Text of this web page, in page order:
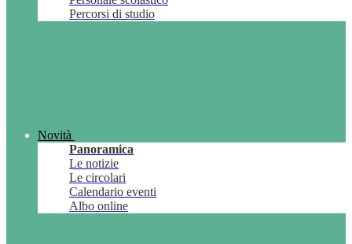
Percorsi di studio
Novità
Panoramica
Le notizie
Le circolari
Calendario eventi
Albo online